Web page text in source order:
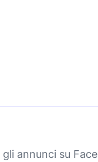
annunci su